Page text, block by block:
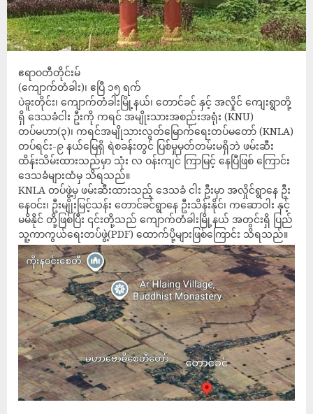
ဧရာဝတီတိုင်းမ်
(ကျောက်တံခါး)၊ ဧပြီ ၁၅ ရက်
ပဲခူးတိုင်း၊ ကျောက်တံခါးမြို့နယ်၊ တောင်ခင် နှင့် အလှိုင် ကျေးရွာတို့
ရှိ ဒေသခံငါး ဦးကို ကရင် အမျိုးသားအစည်းအရုံး (KNU)
တပ်မဟာ(၃)၊ ကရင်အမျိုသားလွတ်မြောက်ရေးတပ်မတော် (KNLA)
တပ်ရင်း-၉ နယ်မြေရှိ ရဲစခန်းတွင် ပြစ်မှုမှတ်တမ်းမရှိဘဲ ဖမ်းဆီး
ထိန်းသိမ်းထားသည်မှာ သုံး လ ဝန်းကျင် ကြာမြင့် နေပြီဖြစ် ကြောင်း
ဒေသခံများထံမှ သိရသည်။
KNLA တပ်ဖွဲ့မှ ဖမ်းဆီးထားသည့် ဒေသခံ ငါး ဦးမှာ အလှိုင်ရွာနေ ဦး
နေဝင်း၊ ဦးမျိုးမြင့်သန်း တောင်ခင်ရွာနေ ဦးသိန်းနိုင်၊ ကဆောဝါး နှင့်
မမိနိုင် တို့ဖြစ်ပြီး ၎င်းတို့သည် ကျောက်တံခါးမြို့နယ် အတွင်းရှိ ပြည်
သူ့ကာကွယ်ရေးတပ်ဖွဲ့(PDF) ထောက်ပို့များဖြစ်ကြောင်း သိရသည်။